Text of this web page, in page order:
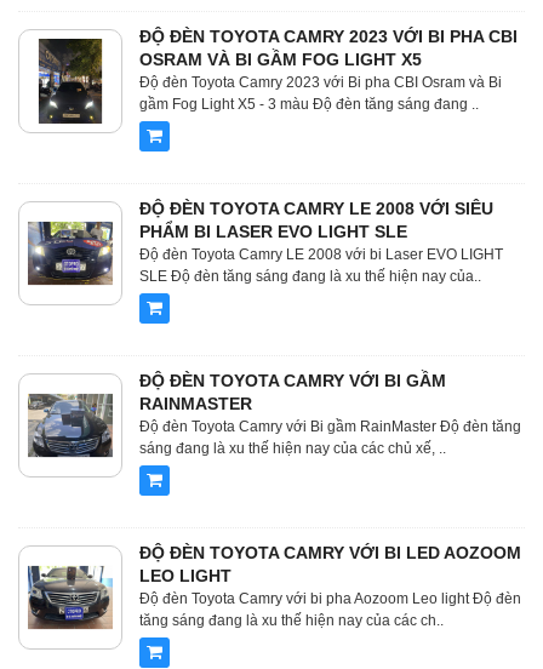
ĐỘ ĐÈN TOYOTA CAMRY 2023 VỚI BI PHA CBI
OSRAM VÀ BI GẦM FOG LIGHT X5
Độ đèn Toyota Camry 2023 với Bi pha CBI Osram và Bi
gầm Fog Light X5 - 3 màu Độ đèn tăng sáng đang ..
ĐỘ ĐÈN TOYOTA CAMRY LE 2008 VỚI SIÊU
PHẨM BI LASER EVO LIGHT SLE
Độ đèn Toyota Camry LE 2008 với bi Laser EVO LIGHT
SLE Độ đèn tăng sáng đang là xu thế hiện nay của..
ĐỘ ĐÈN TOYOTA CAMRY VỚI BI GẦM
RAINMASTER
Độ đèn Toyota Camry với Bi gầm RainMaster Độ đèn tăng
sáng đang là xu thế hiện nay của các chủ xế, ..
ĐỘ ĐÈN TOYOTA CAMRY VỚI BI LED AOZOOM
LEO LIGHT
Độ đèn Toyota Camry với bi pha Aozoom Leo light Độ đèn
tăng sáng đang là xu thế hiện nay của các ch..